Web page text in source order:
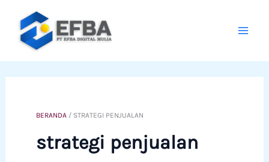
konten
BERANDA / STRATEGI PENJUALAN
strategi penjualan